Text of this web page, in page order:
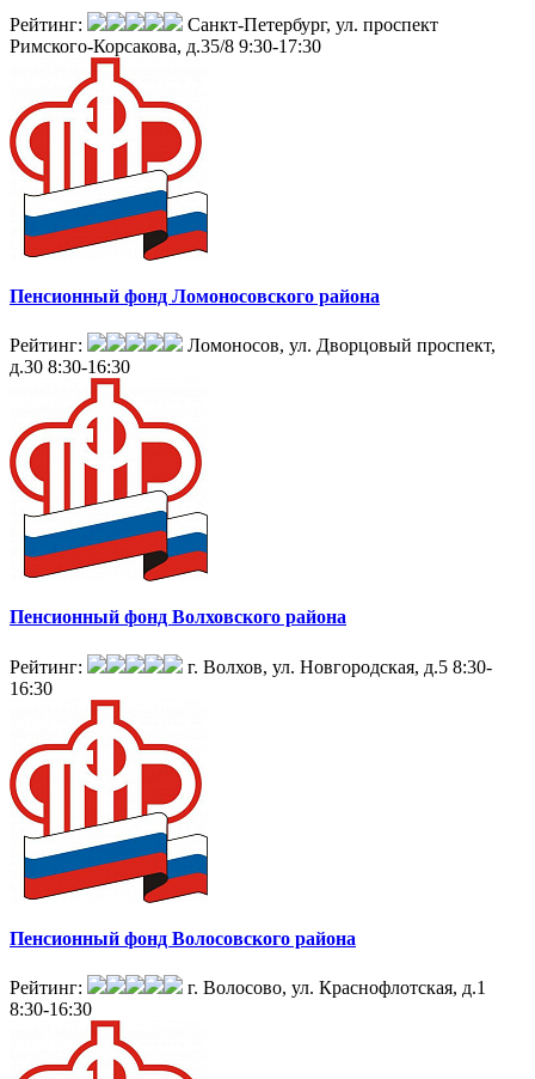
Рейтинг:
Санкт-Петербург, ул. проспект
Римского-Корсакова, д.35/8 9:30-17:30
Пенсионный фонд Ломоносовского района
Рейтинг:
Ломоносов, ул. Дворцовый проспект,
д.30 8:30-16:30
Пенсионный фонд Волховского района
Рейтинг: г. Волхов, ул. Новгородская, д.5 8:30-
16:30
Пенсионный фонд Волосовского района
Рейтинг:
г. Волосово, ул. Краснофлотская, д.1
8:30-16:30